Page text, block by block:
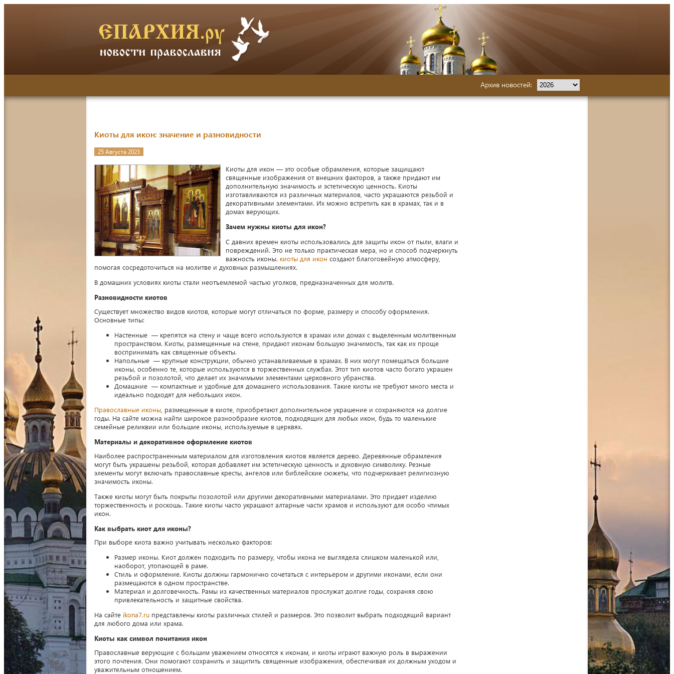
Архив новостей:
Киоты для икон: значение и разновидности
25 Августа 2023
Киоты для икон — это особые обрамления, которые защищают
священные изображения от внешних факторов, а также придают им
дополнительную значимость и эстетическую ценность. Киоты
изготавливаются из различных материалов, часто украшаются резьбой и
декоративными элементами. Их можно встретить как в храмах, так и в
домах верующих.
Зачем нужны киоты для икон?
С давних времен киоты использовались для защиты икон от пыли, влаги и
повреждений. Это не только практическая мера, но и способ подчеркнуть
важность иконы. киоты для икон создают благоговейную атмосферу,
помогая сосредоточиться на молитве и духовных размышлениях.
В домашних условиях киоты стали неотъемлемой частью уголков, предназначенных для молитв.
Разновидности киотов
Существует множество видов киотов, которые могут отличаться по форме, размеру и способу оформления.
Основные типы:
Настенные — крепятся на стену и чаще всего используются в храмах или домах с выделенным молитвенным
пространством. Киоты, размещенные на стене, придают иконам большую значимость, так как их проще
воспринимать как священные объекты.
Напольные — крупные конструкции, обычно устанавливаемые в храмах. В них могут помещаться большие
иконы, особенно те, которые используются в торжественных службах. Этот тип киотов часто богато украшен
резьбой и позолотой, что делает их значимыми элементами церковного убранства.
Домашние — компактные и удобные для домашнего использования. Такие киоты не требуют много места и
идеально подходят для небольших икон.
Православные иконы , размещенные в киоте, приобретают дополнительное украшение и сохраняются на долгие
годы. На сайте можна найти широкое разнообразие киотов, подходящих для любых икон, будь то маленькие
семейные реликвии или большие иконы, используемые в церквях.
Материалы и декоративное оформление киотов
Наиболее распространенным материалом для изготовления киотов является дерево. Деревянные обрамления
могут быть украшены резьбой, которая добавляет им эстетическую ценность и духовную символику. Резные
элементы могут включать православные кресты, ангелов или библейские сюжеты, что подчеркивает религиозную
значимость иконы.
Также киоты могут быть покрыты позолотой или другими декоративными материалами. Это придает изделию
торжественность и роскошь. Такие киоты часто украшают алтарные части храмов и используют для особо чтимых
икон.
Как выбрать киот для иконы?
При выборе киота важно учитывать несколько факторов:
Размер иконы. Киот должен подходить по размеру, чтобы икона не выглядела слишком маленькой или,
наоборот, утопающей в раме.
Стиль и оформление. Киоты должны гармонично сочетаться с интерьером и другими иконами, если они
размещаются в одном пространстве.
Материал и долговечность. Рамы из качественных материалов прослужат долгие годы, сохраняя свою
привлекательность и защитные свойства.
На сайте ikona7.ru представлены киоты различных стилей и размеров. Это позволит выбрать подходящий вариант
для любого дома или храма.
Киоты как символ почитания икон
Православные верующие с большим уважением относятся к иконам, и киоты играют важную роль в выражении
этого почтения. Они помогают сохранить и защитить священные изображения, обеспечивая их должным уходом и
уважительным отношением.